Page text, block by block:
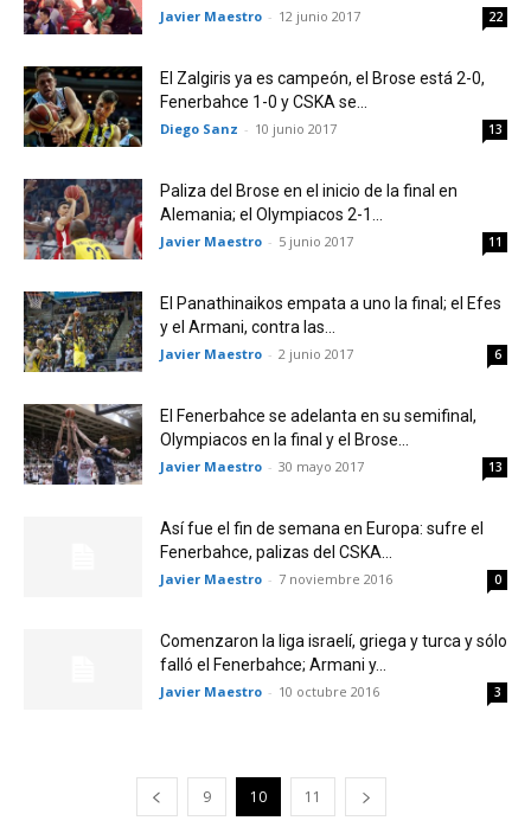
Javier Maestro - 12 junio 2017 22
El Zalgiris ya es campeón, el Brose está 2-0,
Fenerbahce 1-0 y CSKA se...
Diego Sanz - 10 junio 2017 13
Paliza del Brose en el inicio de la final en
Alemania; el Olympiacos 2-1...
Javier Maestro - 5 junio 2017 11
El Panathinaikos empata a uno la final; el Efes
y el Armani, contra las...
Javier Maestro - 2 junio 2017 6
El Fenerbahce se adelanta en su semifinal,
Olympiacos en la final y el Brose...
Javier Maestro - 30 mayo 2017 13
Así fue el fin de semana en Europa: sufre el
Fenerbahce, palizas del CSKA...
Javier Maestro - 7 noviembre 2016 0
Comenzaron la liga israelí, griega y turca y sólo
falló el Fenerbahce; Armani y...
Javier Maestro - 10 octubre 2016 3
9 10 11